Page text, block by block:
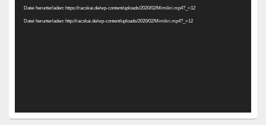
Datei herunterladen: https://racskai.de/wp-content/uploads/2020/02/Mimikri.mp4?_=12
Datei herunterladen: http://racskai.de/wp-content/uploads/2020/02/Mimikri.mp4?_=12